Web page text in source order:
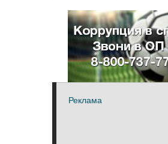
НчГРЭС ТНТ
благоустройство
детидороги казаки
общественная палата парк
спорт театр транспорт
Реклама